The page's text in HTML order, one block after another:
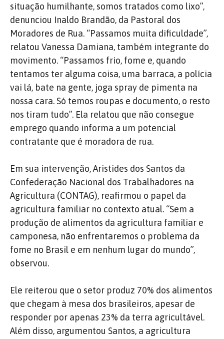
situação humilhante, somos tratados como lixo”,
denunciou Inaldo Brandão, da Pastoral dos
Moradores de Rua. “Passamos muita dificuldade”,
relatou Vanessa Damiana, também integrante do
movimento. “Passamos frio, fome e, quando
tentamos ter alguma coisa, uma barraca, a polícia
vai lá, bate na gente, joga spray de pimenta na
nossa cara. Só temos roupas e documento, o resto
nos tiram tudo”. Ela relatou que não consegue
emprego quando informa a um potencial
contratante que é moradora de rua.
Em sua intervenção, Aristides dos Santos da
Confederação Nacional dos Trabalhadores na
Agricultura (CONTAG), reafirmou o papel da
agricultura familiar no contexto atual. “Sem a
produção de alimentos da agricultura familiar e
camponesa, não enfrentaremos o problema da
fome no Brasil e em nenhum lugar do mundo”,
observou.
Ele reiterou que o setor produz 70% dos alimentos
que chegam à mesa dos brasileiros, apesar de
responder por apenas 23% da terra agricultável.
Além disso, argumentou Santos, a agricultura